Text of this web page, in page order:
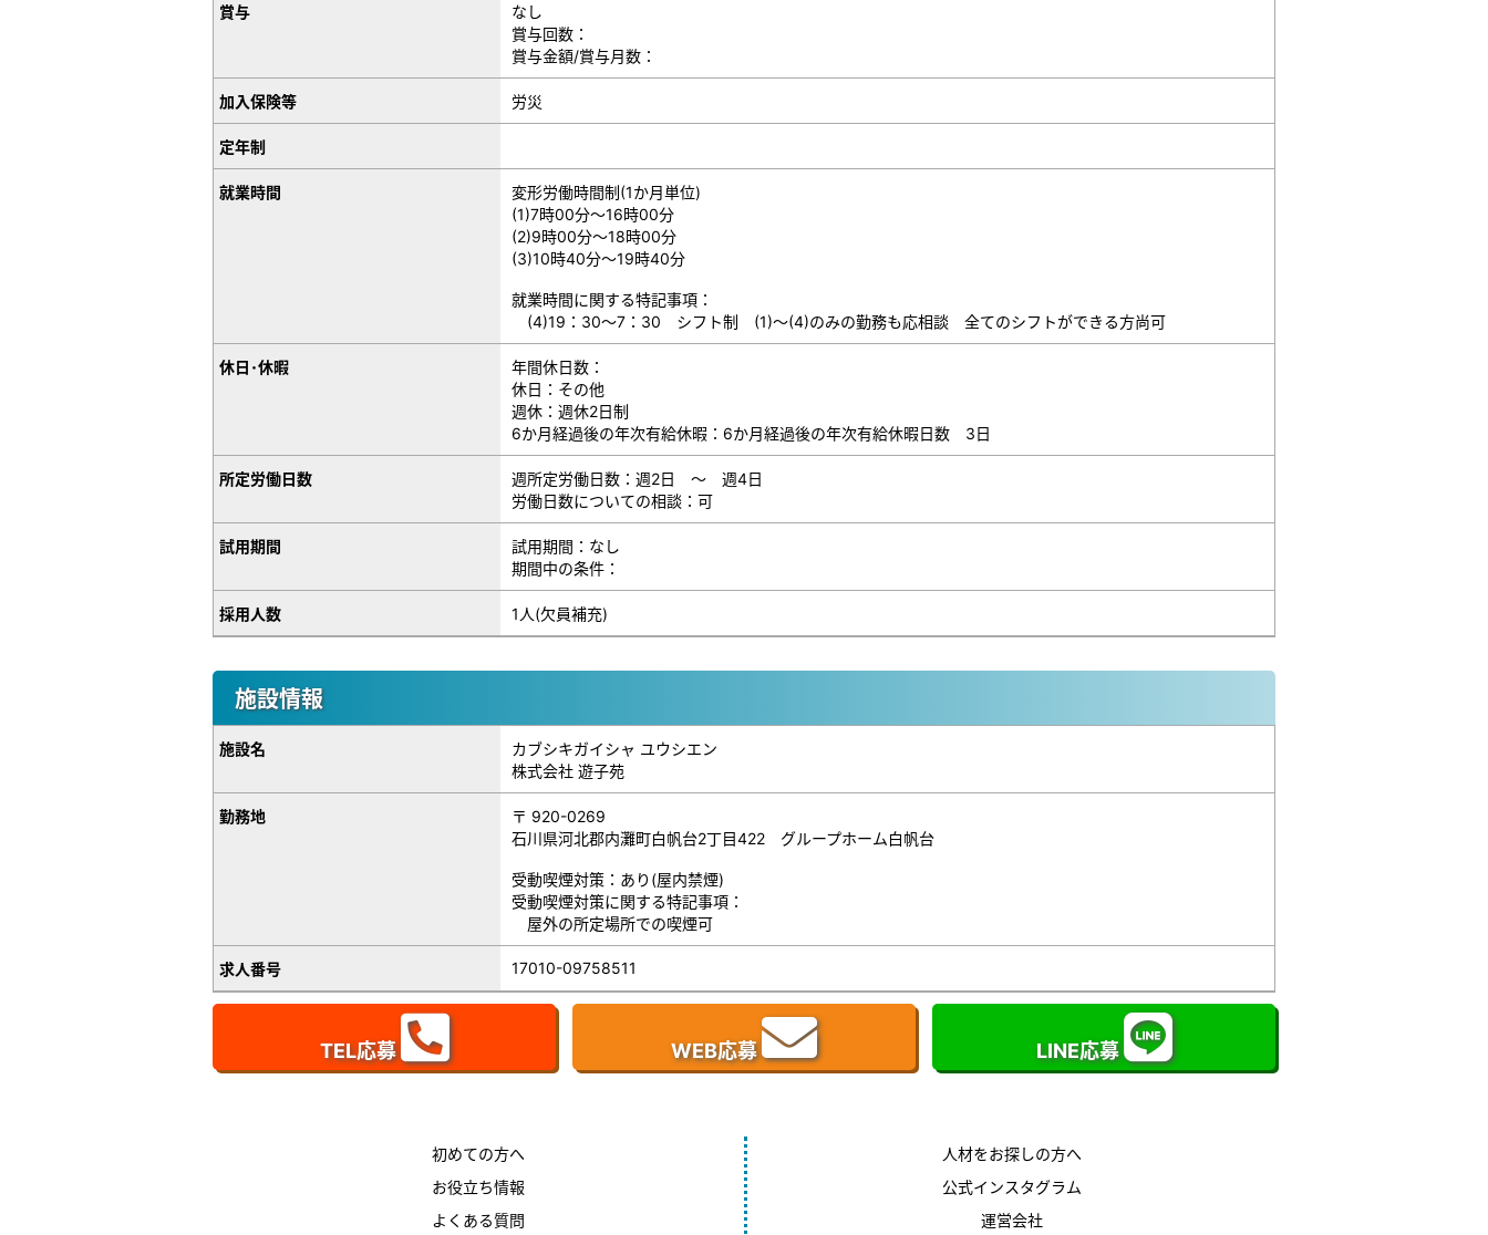
賞与
なし
賞与回数：
賞与金額/賞与月数：
加入保険等 労災
定年制
就業時間
変形労働時間制(1か月単位)
(1)7時00分～16時00分
(2)9時00分～18時00分
(3)10時40分～19時40分
就業時間に関する特記事項：
(4)19：30～7：30 シフト制 (1)～(4)のみの勤務も応相談 全てのシフトができる方尚可
休日･休暇
年間休日数：
休日：その他
週休：週休2日制
6か月経過後の年次有給休暇：6か月経過後の年次有給休暇日数 3日
所定労働日数
週所定労働日数：週2日 ～ 週4日
労働日数についての相談：可
試用期間
試用期間：なし
期間中の条件：
採用人数 1人(欠員補充)
施設情報
施設名
カブシキガイシャ ユウシエン
株式会社 遊子苑
勤務地
〒 920-0269
石川県河北郡内灘町白帆台2丁目422 グループホーム白帆台
受動喫煙対策：あり(屋内禁煙)
受動喫煙対策に関する特記事項：
屋外の所定場所での喫煙可
求人番号 17010-09758511
TEL応募 WEB応募 LINE応募
初めての方へ
お役立ち情報
よくある質問
人材をお探しの方へ
公式インスタグラム
運営会社